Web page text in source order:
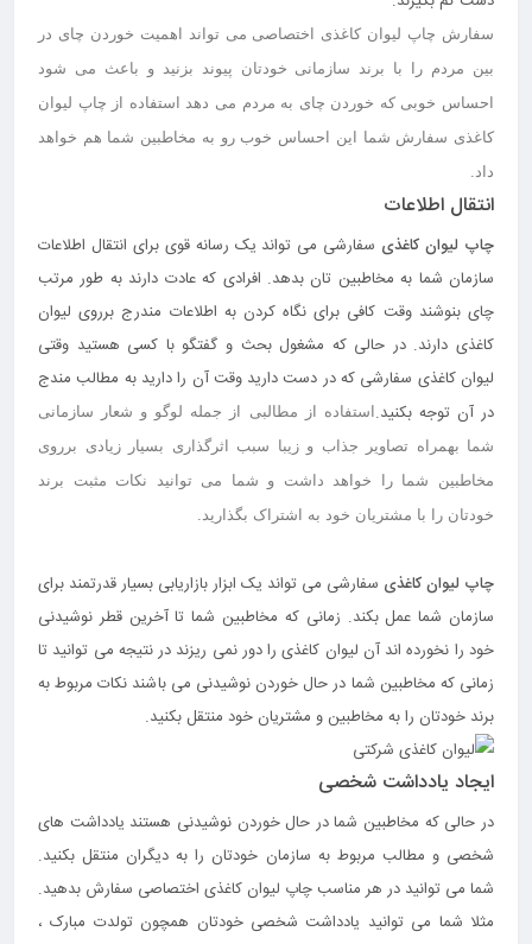
سفارش چاپ لیوان کاغذی اختصاصی می تواند اهمیت خوردن چای در
بین مردم را با برند سازمانی خودتان پیوند بزنید و باعث می شود
احساس خوبی که خوردن چای به مردم می دهد استفاده از چاپ لیوان
کاغذی سفارش شما این احساس خوب رو به مخاطبین شما هم خواهد
داد.
انتقال اطلاعات
چاپ لیوان کاغذی سفارشی می تواند یک رسانه قوی برای انتقال اطلاعات
سازمان شما به مخاطبین تان بدهد. افرادی که عادت دارند به طور مرتب
چای بنوشند وقت کافی برای نگاه کردن به اطلاعات مندرج برروی لیوان
کاغذی دارند. در حالی که مشغول بحث و گفتگو با کسی هستید وقتی
لیوان کاغذی سفارشی که در دست دارید وقت آن را دارید به مطالب مندج
در آن توجه بکنید. استفاده از مطالبی از جمله لوگو و شعار سازمانی
شما بهمراه تصاویر جذاب و زیبا سبب اثرگذاری بسیار زیادی برروی
مخاطبین شما را خواهد داشت و شما می توانید نکات مثبت برند
خودتان را با مشتریان خود به اشتراک بگذارید.
چاپ لیوان کاغذی سفارشی می تواند یک ابزار بازاریابی بسیار قدرتمند برای
سازمان شما عمل بکند. زمانی که مخاطبین شما تا آخرین قطر نوشیدنی
خود را نخورده اند آن لیوان کاغذی را دور نمی ریزند در نتیجه می توانید تا
زمانی که مخاطبین شما در حال خوردن نوشیدنی می باشند نکات مربوط به
برند خودتان را به مخاطبین و مشتریان خود منتقل بکنید.
ایجاد یادداشت شخصی
در حالی که مخاطبین شما در حال خوردن نوشیدنی هستند یادداشت های
شخصی و مطالب مربوط به سازمان خودتان را به دیگران منتقل بکنید.
شما می توانید در هر مناسب چاپ لیوان کاغذی اختصاصی سفارش بدهید.
مثلا شما می توانید یادداشت شخصی خودتان همچون تولدت مبارک ،